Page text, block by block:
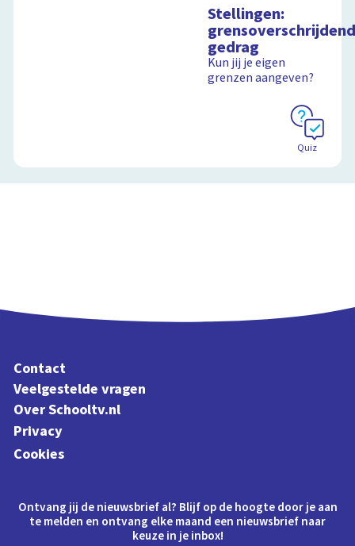
over pesten in de klas
Schoolplaat
Stellingen:
gedrag
Kun jij je eigen
grenzen aangeven?
Quiz
Contact
Veelgestelde vragen
Over Schooltv.nl
Privacy
Cookies
Ontvang jij de nieuwsbrief al? Blijf op de hoogte door je aan
te melden en ontvang elke maand een nieuwsbrief naar
keuze in je inbox!